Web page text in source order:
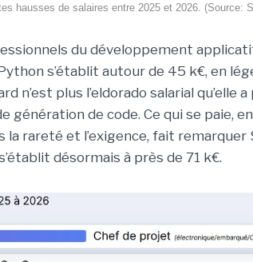
hausses de salaires entre 2025 et 2026. (Source:
du développement
s’établit autour de 45 k€, en
n’est plus l’eldorado salarial qu’elle
de code. Ce qui se paie,
la rareté et l’exigence, fait remarquer
désormais à près de 71 k€.